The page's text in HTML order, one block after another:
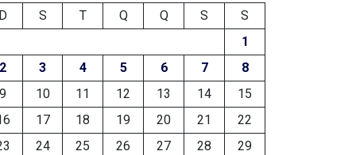
S T Q Q S
S
1
2
3 4 5 6 7
8
9
10 11 12 13 14
15
17 18 19 20 21
22
24 25 26 27 28
29